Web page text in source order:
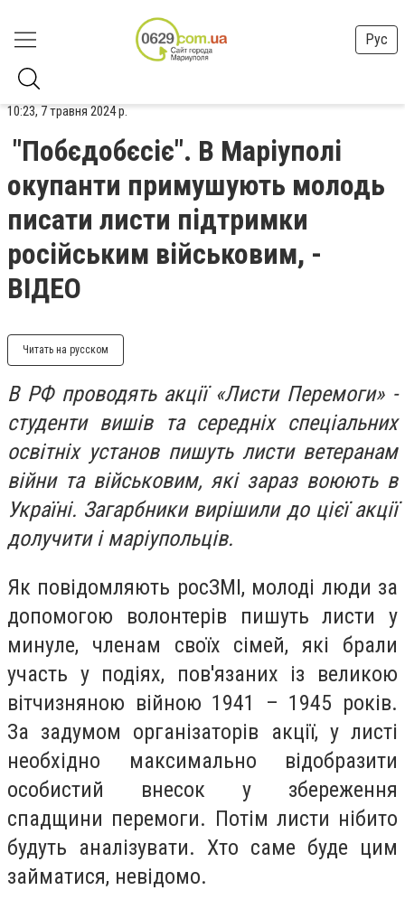
Рус
10:23, 7 травня 2024 р.
"Побєдобєсіє". В Маріуполі
окупанти примушують молодь
писати листи підтримки
російським військовим, -
ВІДЕО
Читать на русском
В РФ проводять акції «Листи Перемоги» -
студенти вишів та середніх спеціальних
освітніх установ пишуть листи ветеранам
війни та військовим, які зараз воюють в
Україні. Загарбники вирішили до цієї акції
долучити і маріупольців.
Як повідомляють росЗМІ, молоді люди за
допомогою волонтерів пишуть листи у
минуле, членам своїх сімей, які брали
участь у подіях, пов'язаних із великою
вітчизняною війною 1941 – 1945 років.
За задумом організаторів акції, у листі
необхідно максимально відобразити
особистий внесок у збереження
спадщини перемоги. Потім листи нібито
будуть аналізувати. Хто саме буде цим
займатися, невідомо.